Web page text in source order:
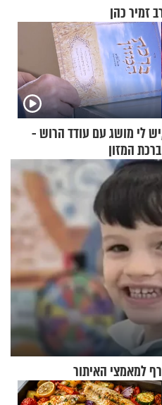
זמיר כהן
יש לי מושג עם עודד הרוש -
ברכת המזון